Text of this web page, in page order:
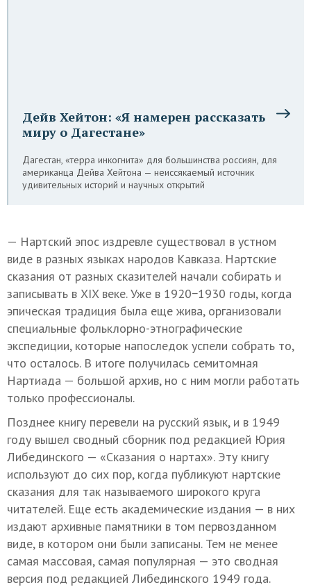
Дейв Хейтон: «Я намерен рассказать
миру о Дагестане»
Дагестан, «терра инкогнита» для большинства россиян, для
американца Дейва Хейтона — неиссякаемый источник
удивительных историй и научных открытий
— Нартский эпос издревле существовал в устном
виде в разных языках народов Кавказа. Нартские
сказания от разных сказителей начали собирать и
записывать в XIX веке. Уже в 1920−1930 годы, когда
эпическая традиция была еще жива, организовали
специальные фольклорно-этнографические
экспедиции, которые напоследок успели собрать то,
что осталось. В итоге получилась семитомная
Нартиада — большой архив, но с ним могли работать
только профессионалы.
Позднее книгу перевели на русский язык, и в 1949
году вышел сводный сборник под редакцией Юрия
Либединского — «Сказания о нартах». Эту книгу
используют до сих пор, когда публикуют нартские
сказания для так называемого широкого круга
читателей. Еще есть академические издания — в них
издают архивные памятники в том первозданном
виде, в котором они были записаны. Тем не менее
самая массовая, самая популярная — это сводная
версия под редакцией Либединского 1949 года.